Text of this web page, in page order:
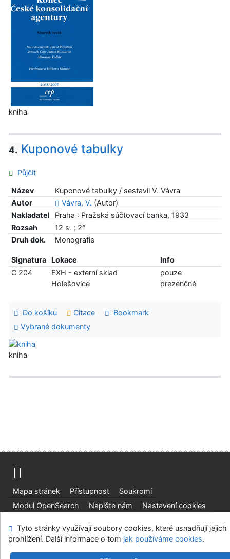
kniha
4. Kuponové tabulky
Půjčit
Název
Kuponové tabulky / sestavil V. Vávra
Autor
Vávra, V. (Autor)
Nakladatel
Praha : Pražská súčtovací banka, 1933
Rozsah
12 s. ; 2°
Druh dok.
Monografie
Signatura Lokace
Info
C 204
EXH - externí sklad
Holešovice
pouze
prezenčně
Do košíku Citace
Bookmark
Vybrané dokumenty
kniha
Mapa stránek Přístupnost
Soukromí
Modul OpenSearch
Napište nám Nastavení cookies
Parlamentní knihovna České republiky
©1993-2026
IPAC v.4.8.63a -Cosmotron Bohemia, s.r.o.
Tyto stránky využívají soubory cookies, které usnadňují jejich
prohlížení. Další informace o tom jak používáme cookies.